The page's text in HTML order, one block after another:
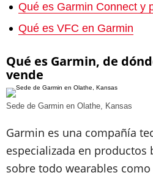
Qué es Garmin Connect y
Qué es VFC en Garmin
Qué es Garmin, de
vende
Sede de Garmin en Olathe, Kansas
Garmin es una compañía
especializada en productos
sobre todo wearables